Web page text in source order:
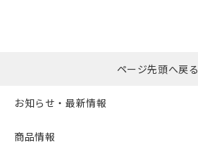
ページ先頭へ戻る
お知らせ・最新情報
商品情報